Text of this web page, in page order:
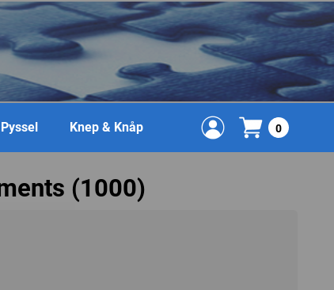
Pyssel Knep & Knåp 0
(1000)